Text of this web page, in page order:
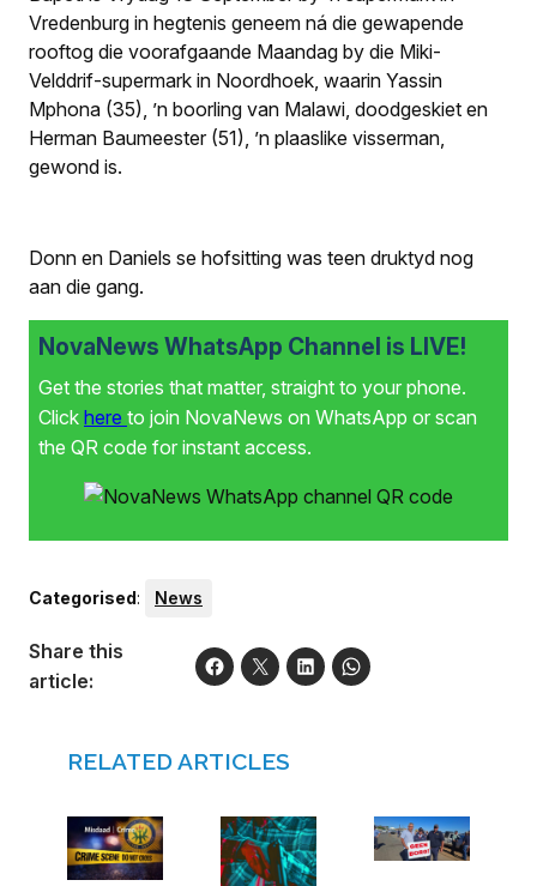
Vredenburg in hegtenis geneem ná die gewapende
rooftog die voorafgaande Maandag by die Miki-
Velddrif-supermark in Noordhoek, waarin Yassin
Mphona (35), ’n boorling van Malawi, doodgeskiet en
Herman Baumeester (51), ’n plaaslike visserman,
gewond is.
Donn en Daniels se hofsitting was teen druktyd nog
aan die gang.
NovaNews WhatsApp Channel is LIVE!
Get the stories that matter, straight to your phone.
Click here to join NovaNews on WhatsApp or scan
the QR code for instant access.
Categorised: News
Share this
article:
RELATED ARTICLES